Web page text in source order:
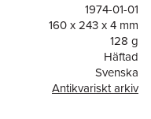
1974-01-01
160 x 243 x 4 mm
128 g
Häftad
Svenska
Antikvariskt arkiv